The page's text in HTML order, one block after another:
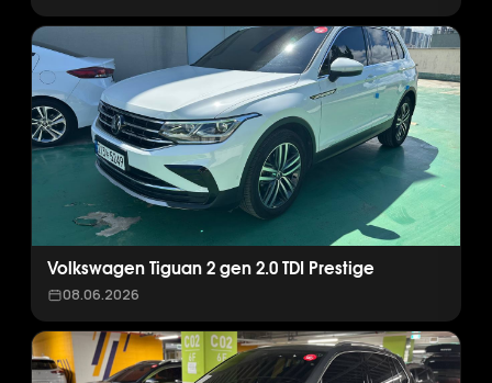
Volkswagen Tiguan 2 gen 2.0 TDI Prestige
08.06.2026